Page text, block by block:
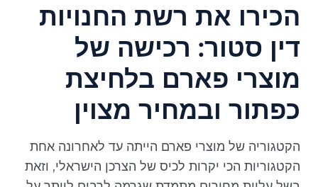
הכירו את רשת החנויות
דין סטור: רכישה של
מוצרי פארם בלחיצת
כפתור ובמחיר מצוין
הקטגוריה של מוצרי פארם הייתה עד לאחרונה אחת
הקטגוריות הכי יקרות לכיס של הצרכן הישראלי, וזאת